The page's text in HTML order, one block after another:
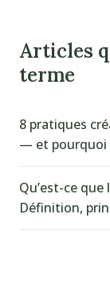
Articles
terme
8 pratiques
— et pourquoi
Qu’est-ce
Définition,